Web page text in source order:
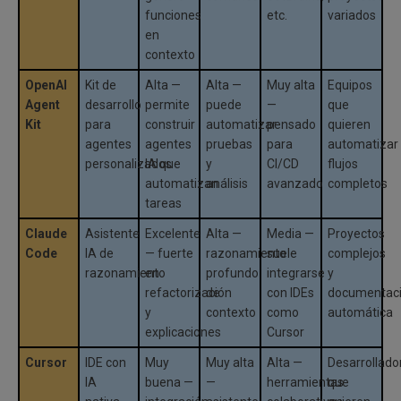
funciones
en
contexto
etc.
variados
OpenAI
Agent
Kit
Kit de
desarrollo
para
agentes
personalizados
Alta —
permite
construir
agentes
IA que
automatizan
tareas
Alta —
puede
automatizar
pruebas
y
análisis
Muy alta
—
pensado
para
CI/CD
avanzado
Equipos
que
quieren
automatizar
flujos
completos
Claude
Code
Asistente
IA de
razonamiento
Excelente
— fuerte
en
refactorización
y
explicaciones
Alta —
razonamiento
profundo
de
contexto
Media —
suele
integrarse
con IDEs
como
Cursor
Proyectos
complejos
y
automática
Cursor
IDE con
IA
Muy
buena —
Muy alta
—
Alta —
herramientas
que